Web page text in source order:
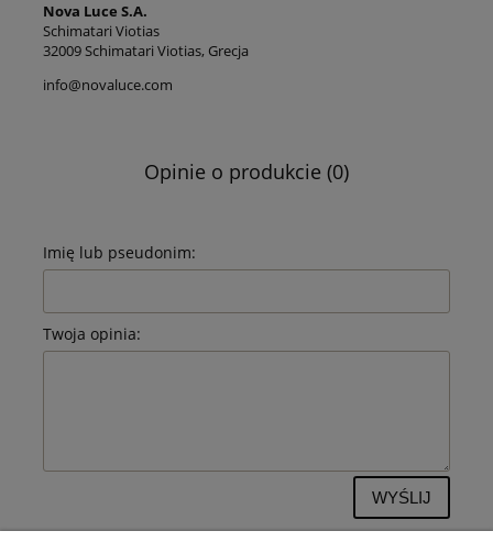
Nova Luce S.A.
Schimatari Viotias
32009 Schimatari Viotias, Grecja
info@novaluce.com
Opinie o produkcie (0)
Imię lub pseudonim:
Twoja opinia:
WYŚLIJ